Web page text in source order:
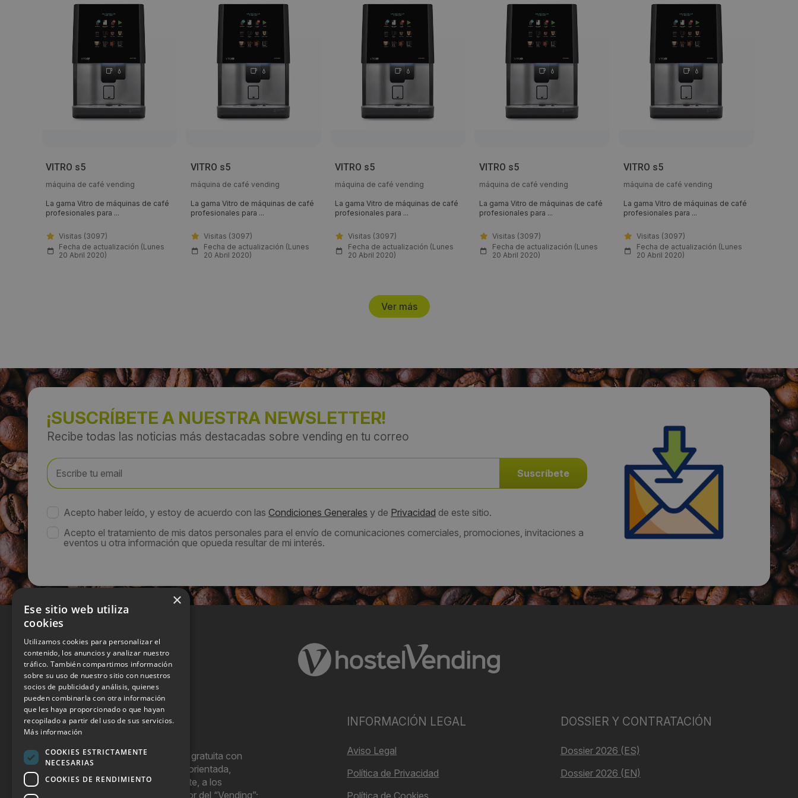
VITRO s5
máquina de café vending
La gama Vitro de máquinas de café
profesionales para ...
Visitas (3097)
Fecha de actualización (Lunes
20 Abril 2020)
VITRO s5
máquina de café vending
La gama Vitro de máquinas de café
profesionales para ...
Visitas (3097)
Fecha de actualización (Lunes
20 Abril 2020)
VITRO s5
máquina de café vending
La gama Vitro de máquinas de café
profesionales para ...
Visitas (3097)
Fecha de actualización (Lunes
20 Abril 2020)
VITRO s5
máquina de café vending
La gama Vitro de máquinas de café
profesionales para ...
Visitas (3097)
Fecha de actualización (Lunes
20 Abril 2020)
VITRO s5
máquina de café vending
La gama Vitro de máquinas de café
profesionales para ...
Visitas (3097)
Fecha de actualización (Lunes
20 Abril 2020)
Ver más
¡SUSCRÍBETE A NUESTRA NEWSLETTER!
Recibe todas las noticias más destacadas sobre vending en tu correo
Acepto haber leído, y estoy de acuerdo con las Condiciones Generales y de Privacidad de este sitio.
Acepto el tratamiento de mis datos personales para el envío de comunicaciones comerciales, promociones, invitaciones a
eventos u otra información que opueda resultar de mi interés.
Hostel Vending es una publicación gratuita con
periodicidad bimensual y que está orientada,
principal, aunque no exclusivamente, a los
profesionales y empresas del sector del “Vending”;
INFORMACIÓN LEGAL
Aviso Legal
Política de Privacidad
DOSSIER Y CONTRATACIÓN
Dossier 2026 (ES)
Dossier 2026 (EN)
×
Ese sitio web utiliza
cookies
Utilizamos cookies para personalizar el
contenido, los anuncios y analizar nuestro
tráfico. También compartimos información
sobre su uso de nuestro sitio con nuestros
socios de publicidad y análisis, quienes
pueden combinarla con otra información
que les haya proporcionado o que hayan
recopilado a partir del uso de sus servicios.
Más información
COOKIES ESTRICTAMENTE
NECESARIAS
COOKIES DE RENDIMIENTO